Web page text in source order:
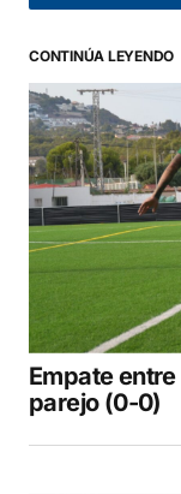
Your Name*
Your E-mail
Guarda
en este
comente.
COMENTAR
CONTINÚA LEYENDO
Empate entre
parejo (0-0)